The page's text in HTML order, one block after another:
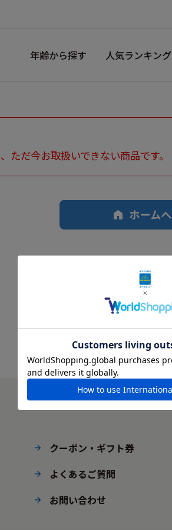
年齢から探す 人気ランキング
ただ今お取扱いできない商品です。
クーポン・ギフト券
よくあるご質問
お問い合わせ